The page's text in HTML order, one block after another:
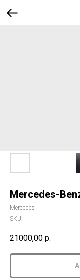
Mercedes-
Mercedes
SKU:
21000,00 р.